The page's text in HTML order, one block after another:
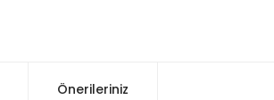
Önerileriniz